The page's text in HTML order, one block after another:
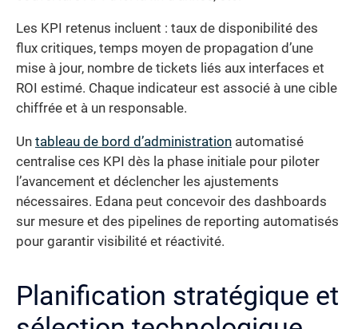
Les KPI retenus incluent : taux de disponibilité des
flux critiques, temps moyen de propagation d’une
mise à jour, nombre de tickets liés aux interfaces et
ROI estimé. Chaque indicateur est associé à une cible
chiffrée et à un responsable.
Un tableau de bord d’administration automatisé
centralise ces KPI dès la phase initiale pour piloter
l’avancement et déclencher les ajustements
nécessaires. Edana peut concevoir des dashboards
sur mesure et des pipelines de reporting automatisés
pour garantir visibilité et réactivité.
Planification stratégique et